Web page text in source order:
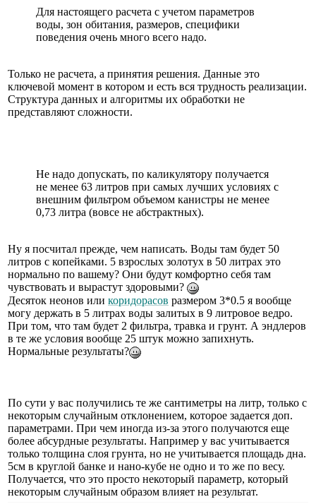
Для настоящего расчета с учетом параметров
воды, зон обитания, размеров, специфики
поведения очень много всего надо.
Только не расчета, а принятия решения. Данные это
ключевой момент в котором и есть вся трудность реализации.
Структура данных и алгоритмы их обработки не
представляют сложности.
Не надо допускать, по каликулятору получается
не менее 63 литров при самых лучших условиях с
внешним фильтром объемом канистры не менее
0,73 литра (вовсе не абстрактных).
Ну я посчитал прежде, чем написать. Воды там будет 50
литров с копейками. 5 взрослых золотух в 50 литрах это
нормально по вашему? Они будут комфортно себя там
чувствовать и вырастут здоровыми?
Десяток неонов или коридорасов размером 3*0.5 я вообще
могу держать в 5 литрах воды залитых в 9 литровое ведро.
При том, что там будет 2 фильтра, травка и грунт. А эндлеров
в те же условия вообще 25 штук можно запихнуть.
Нормальные результаты?
По сути у вас получились те же сантиметры на литр, только с
некоторым случайным отклонением, которое задается доп.
параметрами. При чем иногда из-за этого получаются еще
более абсурдные результаты. Например у вас учитывается
только толщина слоя грунта, но не учитывается площадь дна.
5см в круглой банке и нано-кубе не одно и то же по весу.
Получается, что это просто некоторый параметр, который
некоторым случайным образом влияет на результат.